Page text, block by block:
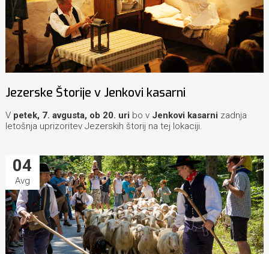
Jezerske Štorije v Jenkovi kasarni
V petek, 7. avgusta, ob 20. uri bo v Jenkovi kasarni zadnja
letošnja uprizoritev Jezerskih štorij na tej lokaciji.
04
Avg